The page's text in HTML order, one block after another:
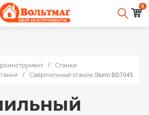
0
Станки
Сверлильный cтанок Sturm BD7045